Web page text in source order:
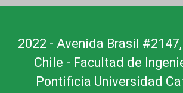
2022 - Avenida Brasil
Chile - Facultad de
Pontificia Universidad